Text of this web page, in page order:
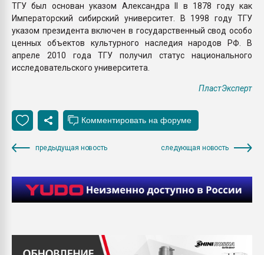
ТГУ был основан указом Александра II в 1878 году как
Императорский сибирский университет. В 1998 году ТГУ
указом президента включен в государственный свод особо
ценных объектов культурного наследия народов РФ. В
апреле 2010 года ТГУ получил статус национального
исследовательского университета.
ПластЭксперт
предыдущая новость следующая новость